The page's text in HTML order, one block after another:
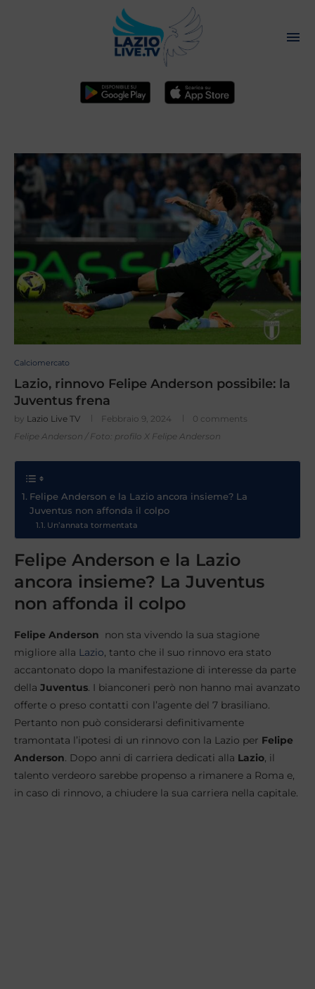
Calciomercato
Lazio, rinnovo Felipe Anderson possibile: la
Juventus frena
by Lazio Live TV Febbraio 9, 2024
0 comments
Felipe Anderson / Foto: profilo X Felipe Anderson
Felipe Anderson e la Lazio ancora insieme? La
Juventus non affonda il colpo
Un’annata tormentata
Felipe Anderson e la Lazio
ancora insieme? La Juventus
non affonda il colpo
Felipe Anderson non sta vivendo la sua stagione
migliore alla Lazio, tanto che il suo rinnovo era stato
accantonato dopo la manifestazione di interesse da parte
della Juventus. I bianconeri però non hanno mai avanzato
offerte o preso contatti con l’agente del 7 brasiliano.
Pertanto non può considerarsi definitivamente
tramontata l’ipotesi di un rinnovo con la Lazio per Felipe
Anderson. Dopo anni di carriera dedicati alla Lazio, il
talento verdeoro sarebbe propenso a rimanere a Roma e,
in caso di rinnovo, a chiudere la sua carriera nella capitale.